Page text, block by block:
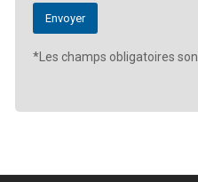
*Les champs obligatoires